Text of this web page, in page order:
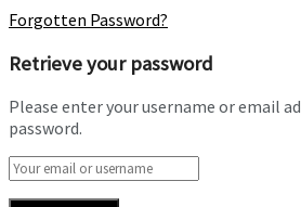
Forgotten Password?
Retrieve your password
Please enter your username or email
password.